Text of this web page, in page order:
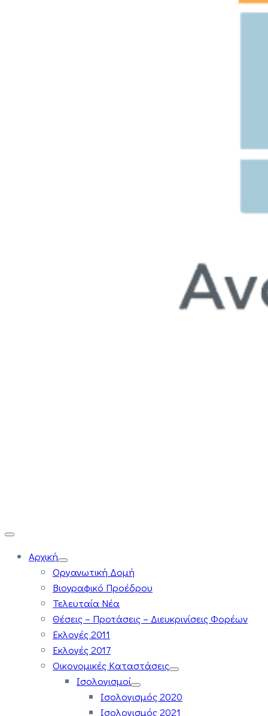
Αρχική
Οργανωτική Δομή
Βιογραφικό Προέδρου
Τελευταία Νέα
Θέσεις – Προτάσεις – Διευκρινίσεις Φορέων
Εκλογές 2011
Εκλογές 2017
Οικονομικές Καταστάσεις
Ισολογισμοί
Ισολογισμός 2020
Ισολογισμός 2021